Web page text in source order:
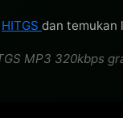
HITGS dan temukan
MP3